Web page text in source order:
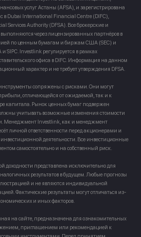
услуг Астаны (AFSA), и зарегистрирована
в Dubai International Financial Centre (DIFC),
Services Authority (DFSA). Все брокерские и
через лицензированных партнёров в
по ценным бумагам и биржам США (SEC) и
SIPC. Investlink регулируется в рамках
офиса в DIFC. Информация на данном
характер и не требует утверждения DFSA.
сопряжены с рисками. Они могут
отличающейся от ожидаемой, так и к
капитала. Рынок ценных бумаг подвержен
учитывать возможные изменения стоимости
Менеджмент Investlink, как и менеджмент
личной ответственности перед акционерами и
деятельности. Все инвестиционные
самостоятельно и на собственный риск.
доходности представлена исключительно для
результатов в будущем. Любые прогнозы
и не являются индивидуальной
Фактические результаты могут отличаться из-
и иных факторов.
на сайте, предназначена для ознакомительных
приглашением или рекомендацией к